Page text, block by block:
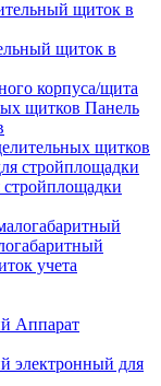
щиток в
корпуса/щита
Панель
щитков
учета
Аппарат